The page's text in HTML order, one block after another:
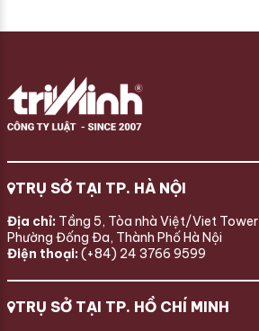
TRỤ SỞ TẠI TP. HÀ NỘI
Địa chỉ: Tầng 5, Tòa nhà Việt/Viet
Phường Đống Đa, Thành Phố Hà Nội
Điện thoại: (+84) 24 3766 9599
TRỤ SỞ TẠI TP. HỒ CHÍ MINH